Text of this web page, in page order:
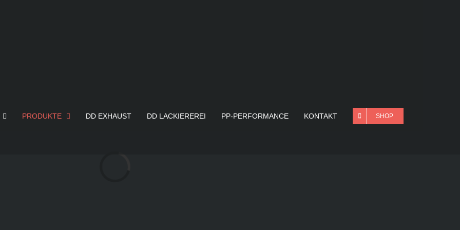
PRODUKTE DD EXHAUST DD LACKIEREREI PP-PERFORMANCE KONTAKT SHOP